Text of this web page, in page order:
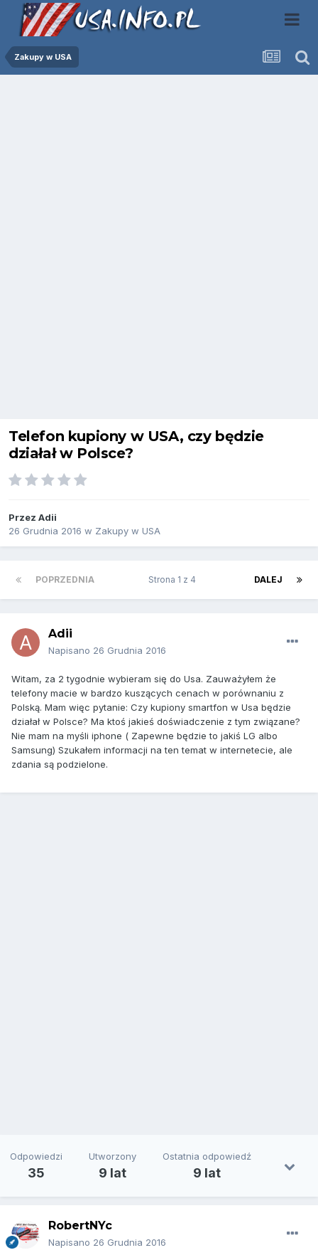
Zakupy w USA
Telefon kupiony w USA, czy będzie
działał w Polsce?
Przez Adii
26 Grudnia 2016 w Zakupy w USA
POPRZEDNIA DALEJ
Strona 1 z 4
Adii
Napisano 26 Grudnia 2016
Witam, za 2 tygodnie wybieram się do Usa. Zauważyłem że
telefony macie w bardzo kuszących cenach w porównaniu z
Polską. Mam więc pytanie: Czy kupiony smartfon w Usa będzie
działał w Polsce? Ma ktoś jakieś doświadczenie z tym związane?
Nie mam na myśli iphone ( Zapewne będzie to jakiś LG albo
Samsung) Szukałem informacji na ten temat w internetecie, ale
zdania są podzielone.
Odpowiedzi
35
Utworzony
9 lat
Ostatnia odpowiedź
9 lat
RobertNYc
Napisano 26 Grudnia 2016